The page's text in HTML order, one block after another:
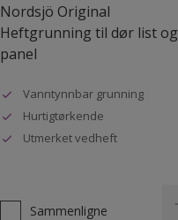
Nordsjö Original
Heftgrunning til dør list og
panel
Vanntynnbar grunning
Hurtigtørkende
Utmerket vedheft
Sammenligne